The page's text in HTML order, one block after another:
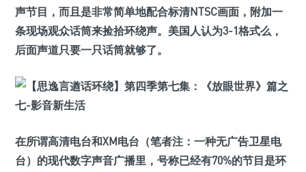
声节目，而且是非常简单地配合标清NTSC画面，附加一
条现场观众话筒来捡拾环绕声。美国人认为3-1格式么，
后面声道只要一只话筒就够了。
在所谓高清电台和XM电台（笔者注：一种无广告卫星电
台）的现代数字声音广播里，号称已经有70%的节目是环